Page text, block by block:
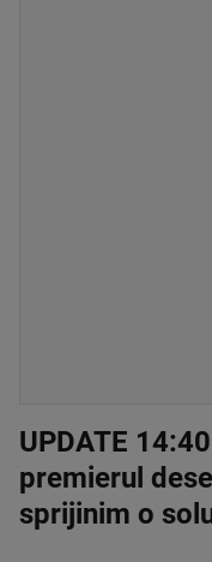
UPDATE
premierul
sprijinim o